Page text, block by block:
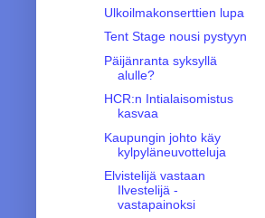
Ulkoilmakonserttien lupa
Tent Stage nousi pystyyn
Päijänranta syksyllä
alulle?
HCR:n Intialaisomistus
kasvaa
Kaupungin johto käy
kylpyläneuvotteluja
Elvistelijä vastaan
Ilvestelijä -
vastapainoksi